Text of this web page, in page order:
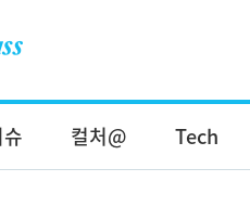
컬처@ Tech